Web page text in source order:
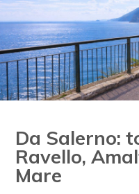
Da Salerno:
Ravello,
Mare